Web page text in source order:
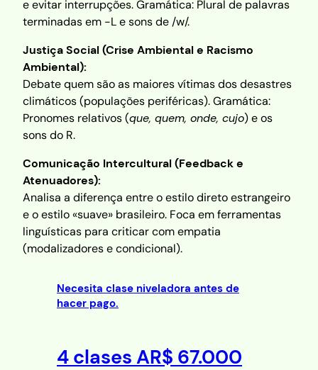
e evitar interrupções. Gramática: Plural de palavras
terminadas em -L e sons de /w/.
Justiça Social (Crise Ambiental e Racismo
Ambiental):
Debate quem são as maiores vítimas dos desastres
climáticos (populações periféricas). Gramática:
Pronomes relativos (que, quem, onde, cujo) e os
sons do R.
Comunicação Intercultural (Feedback e
Atenuadores):
Analisa a diferença entre o estilo direto estrangeiro
e o estilo «suave» brasileiro. Foca em ferramentas
linguísticas para criticar com empatia
(modalizadores e condicional).
Necesita clase niveladora antes de
hacer pago.
4 clases AR$ 67.000